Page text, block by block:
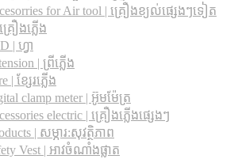
for Air tool | គ្រឿងខ្យល់ផ្សេងៗទៀត
រឿងភ្លើង
| ហ្វា
| ព្រីភ្លើង
| ខ្សែរភ្លើង
clamp meter | អ៊ូមម៉ែត្រ
electric | គ្រឿងភ្លើងផ្សេងៗ
| សម្ភារ:សុវត្ថិភាព
Vest | អាវចំណាំងផ្លាត